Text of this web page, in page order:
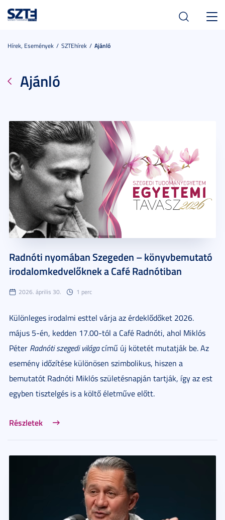
Hírek, Események SZTEhírek Ajánló
Ajánló
Radnóti nyomában Szegeden – könyvbemutató
irodalomkedvelőknek a Café Radnótiban
2026. április 30. 1 perc
Különleges irodalmi esttel várja az érdeklődőket 2026.
május 5-én, kedden 17.00-tól a Café Radnóti, ahol Miklós
Péter Radnóti szegedi világacímű új kötetét mutatják be. Az
esemény időzítése különösen szimbolikus, hiszen a
bemutatót Radnóti Miklós születésnapján tartják, így az est
egyben tisztelgés is a költő életműve előtt.
Részletek